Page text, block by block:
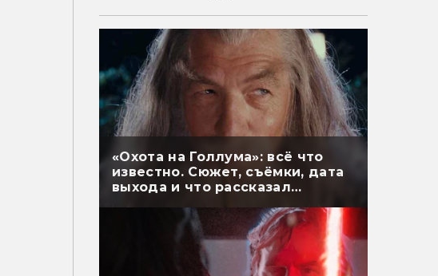
«Охота на Голлума»: всё что
известно. Сюжет, съёмки, дата
выхода и что рассказал